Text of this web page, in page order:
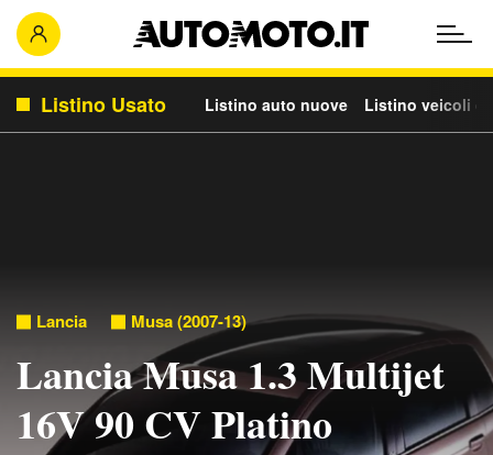
Listino Usato Listino auto nuove Listino veicoli
Lancia Musa (2007-13)
Lancia Musa 1.3 Multijet
16V 90 CV Platino